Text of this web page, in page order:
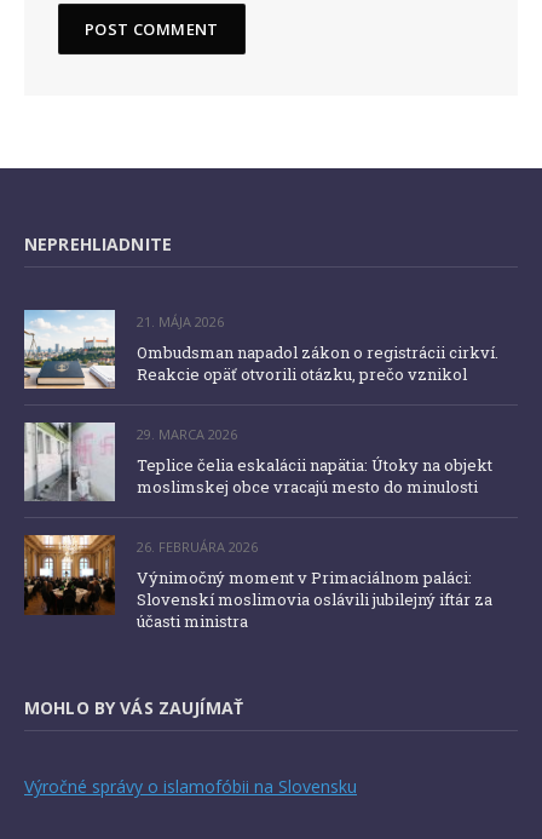
NEPREHLIADNITE
21. MÁJA 2026
Ombudsman napadol zákon o registrácii cirkví.
Reakcie opäť otvorili otázku, prečo vznikol
29. MARCA 2026
Teplice čelia eskalácii napätia: Útoky na objekt
moslimskej obce vracajú mesto do minulosti
26. FEBRUÁRA 2026
Výnimočný moment v Primaciálnom paláci:
Slovenskí moslimovia oslávili jubilejný iftár za
účasti ministra
MOHLO BY VÁS ZAUJÍMAŤ
Výročné správy o islamofóbii na Slovensku